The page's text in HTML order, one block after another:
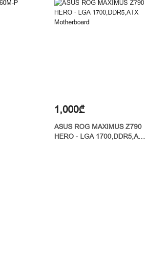
1,000₾
ASUS ROG MAXIMUS Z790
HERO - LGA 1700,DDR5,ATX